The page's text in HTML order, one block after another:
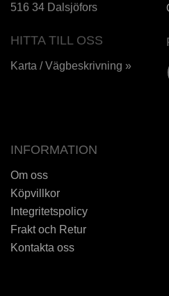
516 34 Dalsjöfors
HITTA TILL OSS
Karta / Vägbeskrivning »
INFORMATION
Om oss
Köpvillkor
Integritetspolicy
Frakt och Retur
Kontakta oss